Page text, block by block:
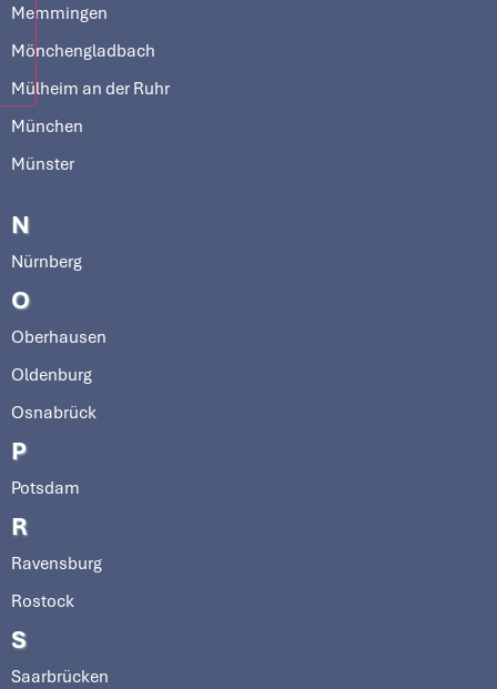
Memmingen
Mönchengladbach
Mülheim an der Ruhr
München
Münster
N
Nürnberg
O
Oberhausen
Oldenburg
Osnabrück
P
Potsdam
R
Ravensburg
Rostock
S
Saarbrücken